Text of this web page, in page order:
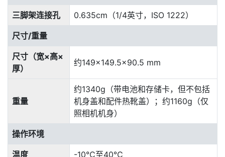
三脚架连接孔 0.635cm（1/4英寸，ISO 1222）
尺寸/重量
尺寸（宽×高×
厚）
约149×149.5×90.5 mm
重量
约1340g（带电池和存储卡，但不包括
机身盖和配件热靴盖）；约1160g（仅
照相机机身）
操作环境
温度 -10℃至40℃